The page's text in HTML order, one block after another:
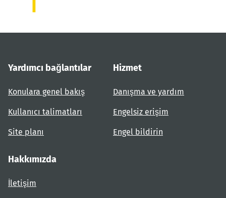
Yardımcı bağlantılar
Konulara genel bakış
Kullanıcı talimatları
Site planı
Hizmet
Danışma ve yardım
Engelsiz erişim
Engel bildirin
Hakkımızda
İletişim